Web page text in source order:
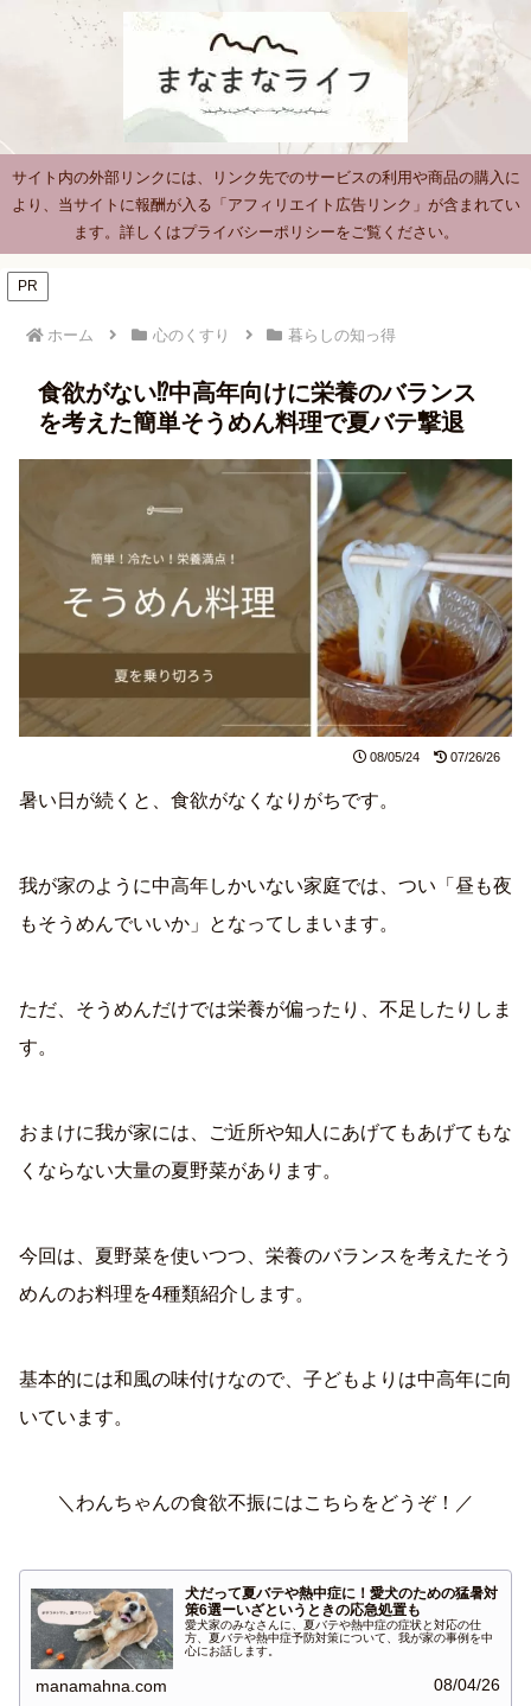
サイト内の外部リンクには、リンク先でのサービスの利用や商品の購入に
より、当サイトに報酬が入る「アフィリエイト広告リンク」が含まれてい
ます。詳しくはプライバシーポリシーをご覧ください。
PR
ホーム 心のくすり 暮らしの知っ得
食欲がない⁉中高年向けに栄養のバランス
を考えた簡単そうめん料理で夏バテ撃退
08/05/24 07/26/26
暑い日が続くと、食欲がなくなりがちです。
我が家のように中高年しかいない家庭では、つい「昼も夜
もそうめんでいいか」となってしまいます。
ただ、そうめんだけでは栄養が偏ったり、不足したりしま
す。
おまけに我が家には、ご近所や知人にあげてもあげてもな
くならない大量の夏野菜があります。
今回は、夏野菜を使いつつ、栄養のバランスを考えたそう
めんのお料理を4種類紹介します。
基本的には和風の味付けなので、子どもよりは中高年に向
いています。
＼わんちゃんの食欲不振にはこちらをどうぞ！／
犬だって夏バテや熱中症に！愛犬のための猛暑対
策6選ーいざというときの応急処置も
愛犬家のみなさんに、夏バテや熱中症の症状と対応の仕
方、夏バテや熱中症予防対策について、我が家の事例を中
心にお話します。
manamahna.com 08/04/26